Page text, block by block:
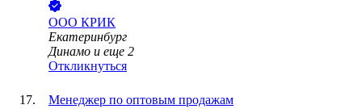
ООО КРИК
Екатеринбург
Динамо и еще 2
Откликнуться
Менеджер по оптовым продажам